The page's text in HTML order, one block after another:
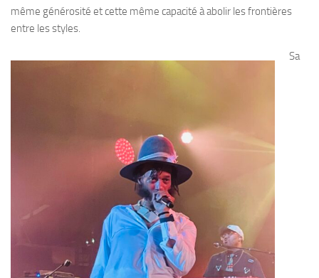
même générosité et cette même capacité à abolir les frontières
entre les styles.
Sa